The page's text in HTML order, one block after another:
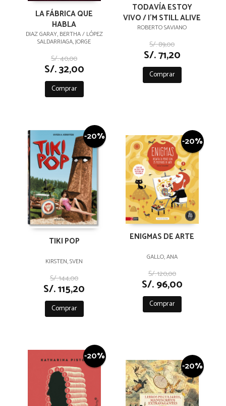
LA FÁBRICA QUE
HABLA
DIAZ GARAY, BERTHA / LÓPEZ
SALDARRIAGA, JORGE
S/. 40,00
S/. 32,00
Comprar
TODAVÍA ESTOY
VIVO / I'M STILL ALIVE
ROBERTO SAVIANO
S/. 89,00
S/. 71,20
Comprar
-20%
TIKI POP
KIRSTEN, SVEN
S/. 144,00
S/. 115,20
Comprar
-20%
ENIGMAS DE ARTE
GALLO, ANA
S/. 120,00
S/. 96,00
Comprar
-20%
-20%